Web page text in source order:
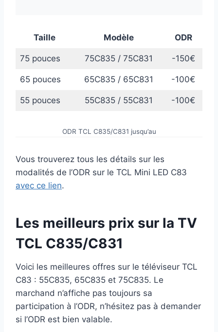
Taille Modèle ODR
75 pouces 75C835 / 75C831 -150€
65 pouces 65C835 / 65C831 -100€
55 pouces 55C835 / 55C831 -100€
ODR TCL C835/C831 jusqu’au
Vous trouverez tous les détails sur les
modalités de l’ODR sur le TCL Mini LED C83
avec ce lien.
Les meilleurs prix sur la TV
TCL C835/C831
Voici les meilleures offres sur le téléviseur TCL
C83 : 55C835, 65C835 et 75C835. Le
marchand n’affiche pas toujours sa
participation à l’ODR, n’hésitez pas à demander
si l’ODR est bien valable.